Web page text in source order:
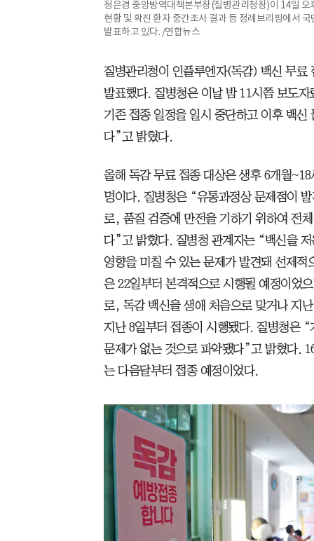
정은경 중앙방역대책본부장(질병관리청장)이 14일
현황 및 확진 환자 중간조사 결과 등 정례브리핑에서
발표하고 있다. /연합뉴스
질병관리청이 인플루엔자(독감) 백신 무료
발표했다. 질병청은 이날 밤 11시쯤 보도
기존 접종 일정을 일시 중단하고 이후 백
다”고 밝혔다.
올해 독감 무료 접종 대상은 생후 6개월
명이다. 질병청은 “유통과정상 문제점이
로, 품질 검증에 만전을 기하기 위하여 전
다”고 밝혔다. 질병청 관계자는 “백신을
영향을 미칠 수 있는 문제가 발견돼 선제
은 22일부터 본격적으로 시행될 예정이었
로, 독감 백신을 생애 처음으로 맞거나 지
지난 8일부터 접종이 시행됐다. 질병청은
문제가 없는 것으로 파악됐다”고 밝혔다.
는 다음달부터 접종 예정이었다.